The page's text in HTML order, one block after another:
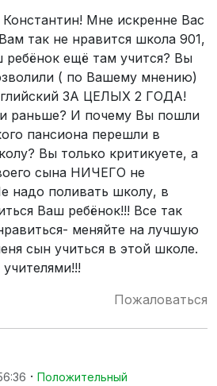
Мне искренне Вас
так не нравится школа 901,
ребёнок ещё там учится? Вы
( по Вашему мнению)
ЗА ЦЕЛЫХ 2 ГОДА!
раньше? И почему Вы пошли
пансиона перешли в
Вы только критикуете, а
сына НИЧЕГО не
надо поливать школу, в
Ваш ребёнок!!! Все так
меняйте на лучшую
сын учиться в этой школе.
Пожаловаться
· Положительный